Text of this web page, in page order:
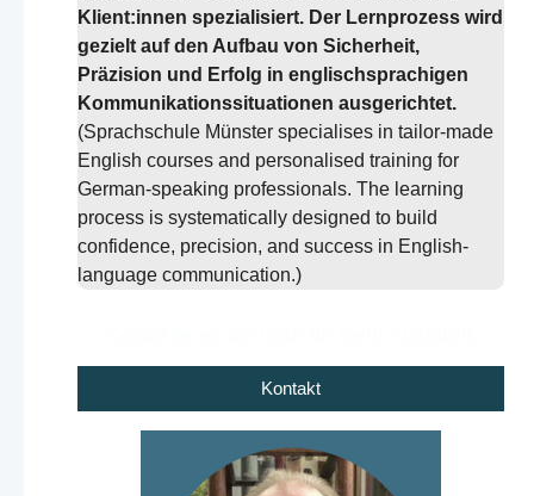
Klient:innen spezialisiert. Der Lernprozess wird
gezielt auf den Aufbau von Sicherheit,
Präzision und Erfolg in englischsprachigen
Kommunikationssituationen ausgerichtet.
(Sprachschule Münster specialises in tailor-made
English courses and personalised training for
German-speaking professionals. The learning
process is systematically designed to build
confidence, precision, and success in English-
language communication.)
Kontakt